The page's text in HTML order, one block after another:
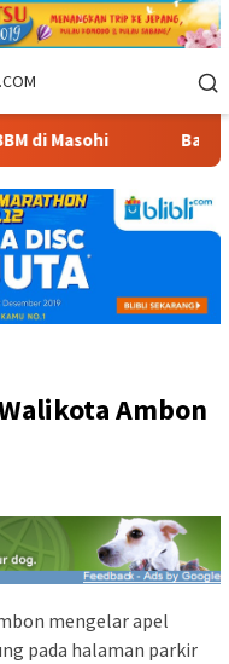
Bandara
Ambon
mengelar apel
pada halaman parkir